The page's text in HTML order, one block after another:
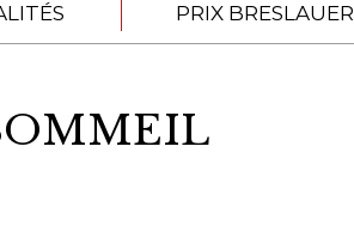
PRIX BRESLAUER
SOUMISSIONS 2026